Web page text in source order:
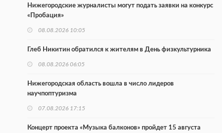
Нижегородские журналисты могут подать заявки на конкурс
«Пробация»
08.08.2026 10:05
Глеб Никитин обратился к жителям в День физкультурника
08.08.2026 06:05
Нижегородская область вошла в число лидеров
научпоптуризма
07.08.2026 17:15
Концерт проекта «Музыка балконов» пройдет 15 августа